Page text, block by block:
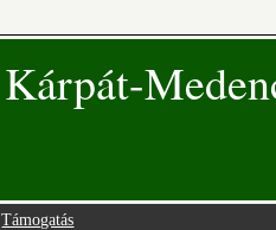
Kárpát-
Támogatás